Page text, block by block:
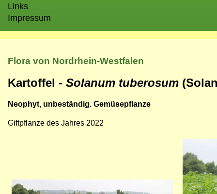
Links
Impressum
Flora von Nordrhein-Westfalen
Kartoffel - Solanum tuberosum
Neophyt, unbeständig. Gemüsepflanze
Giftpflanze des Jahres 2022
Bild